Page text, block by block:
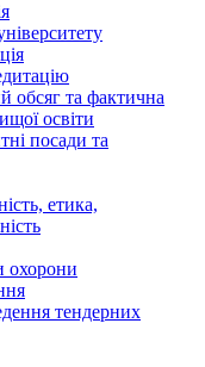
обсяг та фактична
освіти
посади та
етика,
охорони
тендерних